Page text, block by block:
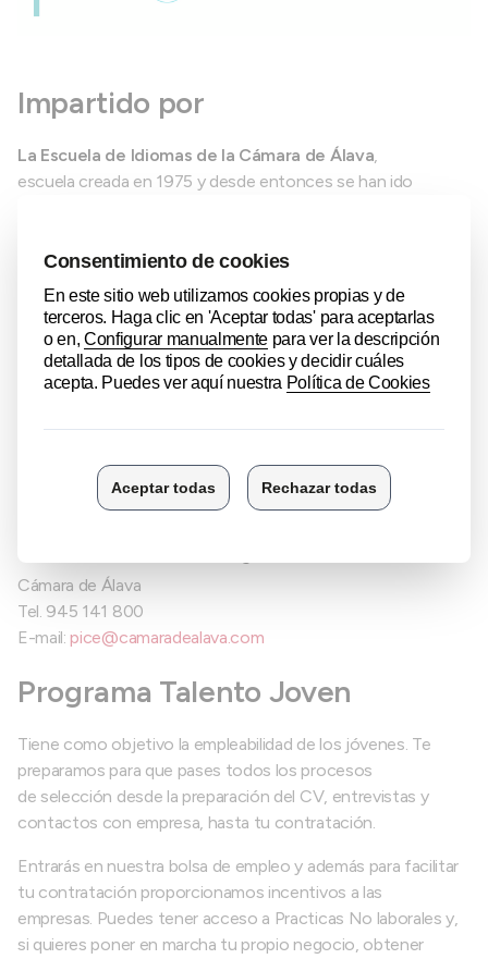
Impartido por
La Escuela de Idiomas de la Cámara de Álava,
escuela creada en 1975 y desde entonces se han ido
actuación es una continua adaptación de la enseñanza a las
nuevas realidades marcada por el entorno económico
mundial, caracterizado por la mayor interdependencia entre
países y mercados cada vez más abiertos y competitivos.
Eba Zoilo, empresaria y consultora de empresas con más de
procesos de cambio. Coach transformacional. Máster en
inteligencia emocional, PNL y Agile Coach. Colaboradora
habitual de la Cámara de Álava.
Cámara de Álava
Tel. 945 141 800
E-mail: pice@camaradealava.com
Programa Talento Joven
Tiene como objetivo la empleabilidad de los jóvenes. Te
preparamos para que pases todos los procesos
de selección desde la preparación del CV, entrevistas y
contactos con empresa, hasta tu contratación.
Entrarás en nuestra bolsa de empleo y además para facilitar
tu contratación proporcionamos incentivos a las
empresas. Puedes tener acceso a Practicas No laborales y,
si quieres poner en marcha tu propio negocio, obtener